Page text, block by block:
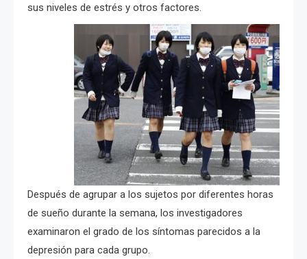
sus niveles de estrés y otros factores.
Después de agrupar a los sujetos por diferentes horas
de sueño durante la semana, los investigadores
examinaron el grado de los síntomas parecidos a la
depresión para cada grupo.